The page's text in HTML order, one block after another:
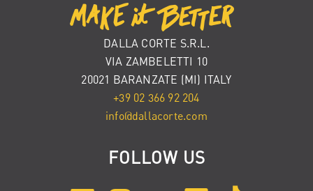
DALLA CORTE S.R.L.
VIA ZAMBELETTI 10
20021 BARANZATE (MI) ITALY
+39 02 366 92 204
info@dallacorte.com
FOLLOW US